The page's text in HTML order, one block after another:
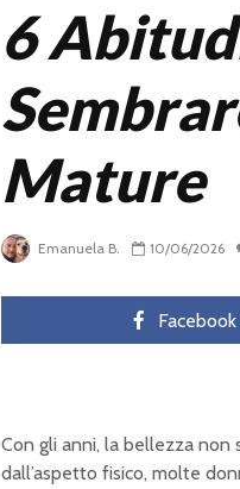
6
Mature
Emanuela B. 10/06/2026
Facebook
Con gli anni, la bellezza non
dall’aspetto fisico, molte